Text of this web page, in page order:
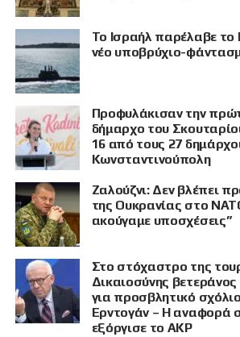
Το Ισραήλ παρέλαβε το
νέο υποβρύχιο-
Προφυλάκισαν την
δήμαρχο του
16 από τους 27
Κωνσταντινούπολη
Ζαλούζνι: Δεν βλέπει
της Ουκρανίας στο
ακούγαμε υποσχέσεις”
Στο στόχαστρο της
Δικαιοσύνης
για προσβλητικό
Ερντογάν – Η αναφορά
εξόργισε το AKP